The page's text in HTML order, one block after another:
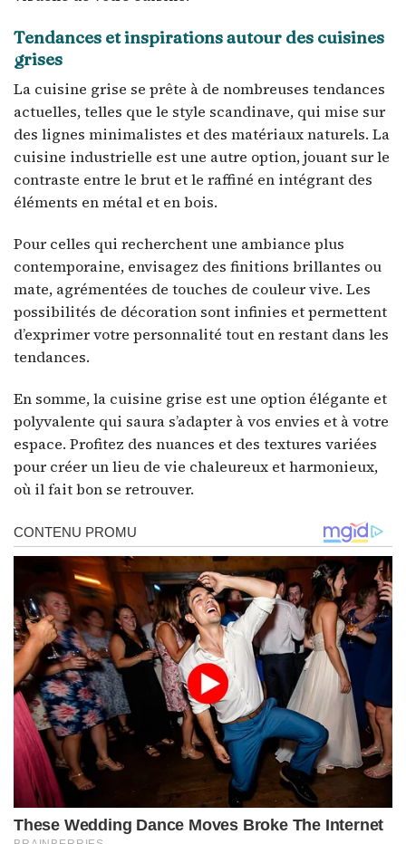
Tendances et inspirations autour des cuisines
grises
La cuisine grise se prête à de nombreuses tendances
actuelles, telles que le style scandinave, qui mise sur
des lignes minimalistes et des matériaux naturels. La
cuisine industrielle est une autre option, jouant sur le
contraste entre le brut et le raffiné en intégrant des
éléments en métal et en bois.
Pour celles qui recherchent une ambiance plus
contemporaine, envisagez des finitions brillantes ou
mate, agrémentées de touches de couleur vive. Les
possibilités de décoration sont infinies et permettent
d’exprimer votre personnalité tout en restant dans les
tendances.
En somme, la cuisine grise est une option élégante et
polyvalente qui saura s’adapter à vos envies et à votre
espace. Profitez des nuances et des textures variées
pour créer un lieu de vie chaleureux et harmonieux,
où il fait bon se retrouver.